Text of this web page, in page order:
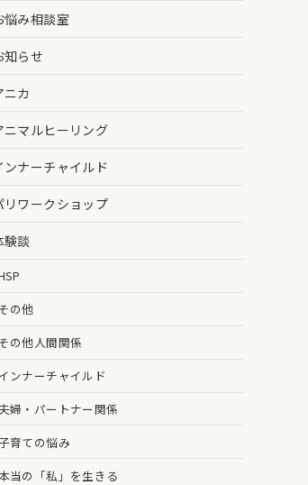
悩み相談室
知らせ
ニカ
ニマルヒーリング
ンナーチャイルド
リワークショップ
験談
その他
その他人間関係
インナーチャイルド
夫婦・パートナー関係
育ての悩み
当の「私」を生きる